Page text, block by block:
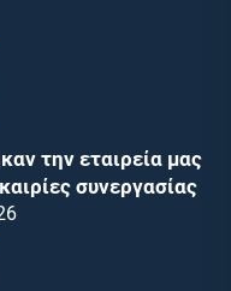
την εταιρεία μας
συνεργασίας